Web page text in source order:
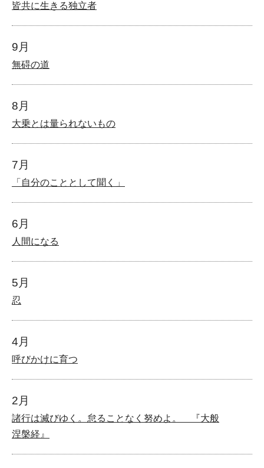
皆共に生きる独立者
9月
無碍の道
8月
大乗とは量られないもの
7月
「自分のこととして聞く」
6月
人間になる
5月
忍
4月
呼びかけに育つ
2月
諸行は滅びゆく。怠ることなく努めよ。 『大般
涅槃経』